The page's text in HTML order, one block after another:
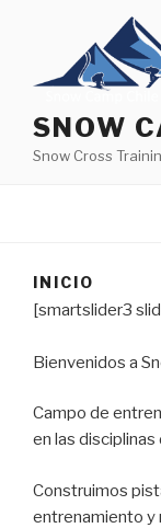
SNOW
Snow Cross
INICIO
[smartslider3
Bienvenidos a
Campo de
en las disciplinas
Construimos
entrenamiento y